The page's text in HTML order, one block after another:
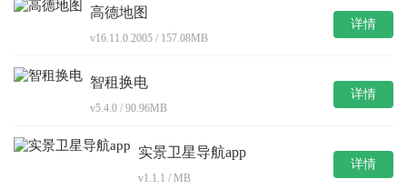
高德地图
v16.11.0.2005 / 157.08MB
详情
智租换电
v5.4.0 / 90.96MB
详情
实景卫星导航app
v1.1.1 / MB
详情